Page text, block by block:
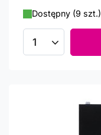
Dostępny (9 szt.)
Ilość produktów